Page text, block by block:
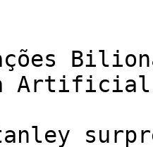
Artificial